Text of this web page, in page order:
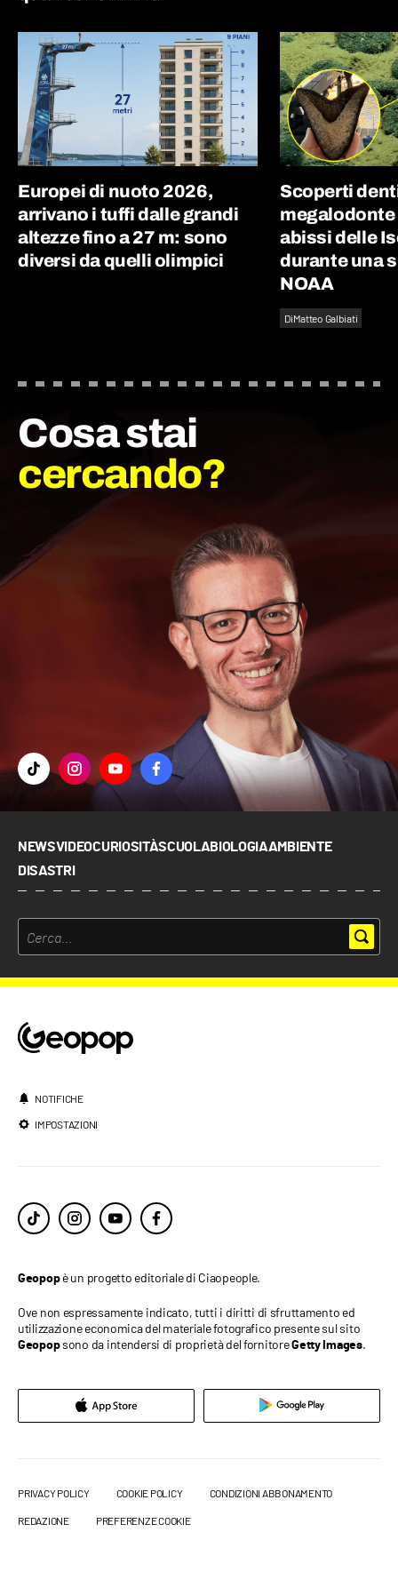
Europei di nuoto 2026,
arrivano i tuffi dalle grandi
altezze fino a 27 m: sono
diversi da quelli olimpici
Scoperti
megalodonte
abissi delle
durante una
NOAA
DiMatteo Galbiati
Cosa stai
cercando?
NEWSVIDEOCURIOSITÀSCUOLABIOLOGIAAMBIENTE
DISASTRI
NOTIFICHE
IMPOSTAZIONI
Geopopè un progetto editoriale di Ciaopeople.
Ove non espressamente indicato, tutti i diritti di sfruttamento ed
utilizzazione economica del materiale fotografico presente sul sito
Geopopsono da intendersi di proprietà del fornitoreGetty Images.
PRIVACY POLICY COOKIE POLICY CONDIZIONI ABBONAMENTO
REDAZIONE PREFERENZE COOKIE